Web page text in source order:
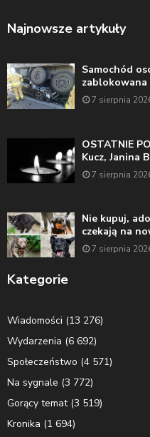
Najnowsze artykuły
Samochód
zablokowana
7 sierpnia
OSTATNIE
Kucz, Janina
7 sierpnia
Nie kupuj,
czekają na
7 sierpnia
Kategorie
Wiadomości (13 276)
Wydarzenia (6 692)
Społeczeństwo (4 571)
Na sygnale (3 772)
Gorący temat(3 519)
Kronika (1 694)